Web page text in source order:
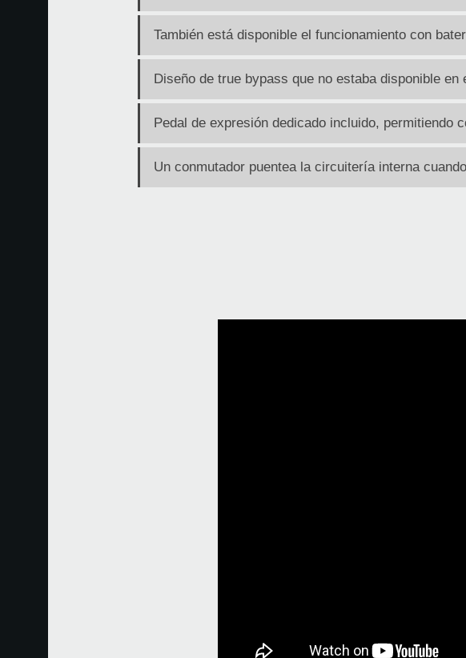
También está disponible el funcionamiento con
Diseño de true bypass que no estaba disponible en
Pedal de expresión dedicado incluido, permitiendo
Un conmutador puentea la circuitería interna